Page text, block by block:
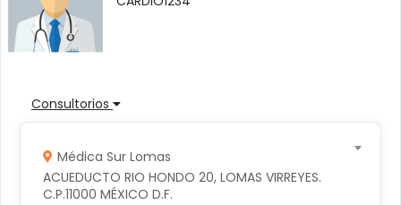
Consultorios
Médica Sur Lomas
ACUEDUCTO RIO HONDO 20, LOMAS VIRREYES.
C.P.11000 MÉXICO D.F.